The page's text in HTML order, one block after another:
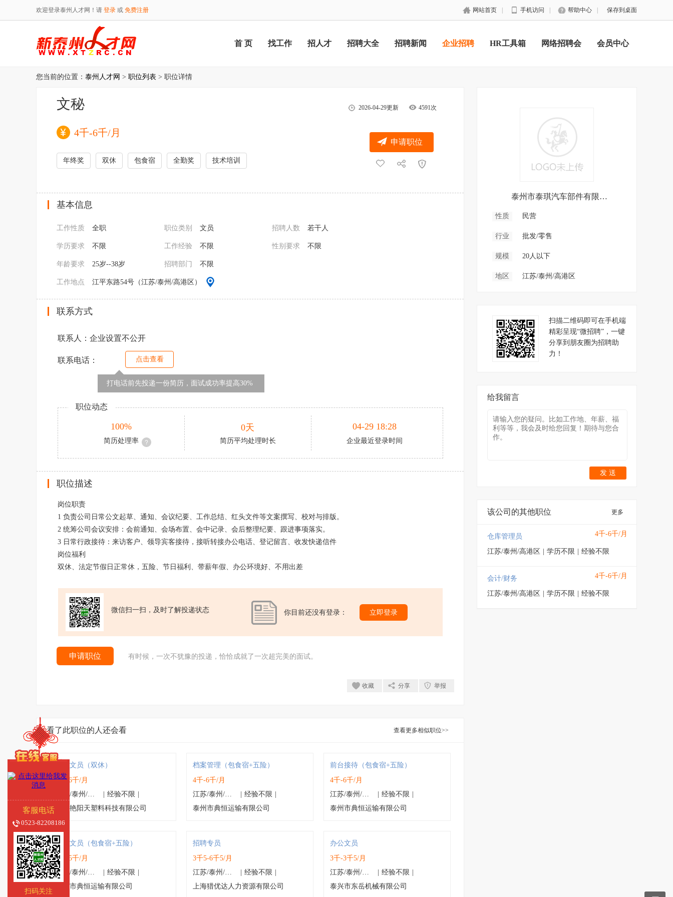
欢迎登录泰州人才网！请 登录 或 免费注册 网站首页 手机访问 帮助中心 保存到桌面
首 页 找工作 招人才 招聘大全 招聘新闻 企业招聘 HR工具箱 网络招聘会 会员中心
您当前的位置： 泰州人才网 > 职位列表 > 职位详情
2026-04-29更新 4591次
文秘
4千-6千/月
年终奖 双休 包食宿 全勤奖 技术培训
申请职位
基本信息
工作性质 全职 职位类别 文员 招聘人数 若干人
学历要求 不限 工作经验 不限 性别要求 不限
年龄要求 25岁--38岁 招聘部门 不限
工作地点 江平东路54号（江苏/泰州/高港区）
联系方式
联系人：企业设置不公开
联系电话： 点击查看
打电话前先投递一份简历，面试成功率提高30%
职位动态
100%
简历处理率
0天
简历平均处理时长
04-29 18:28
企业最近登录时间
职位描述
岗位职责
1 负责公司日常公文起草、通知、会议纪要、工作总结、红头文件等文案撰写、校对与排版。
2 统筹公司会议安排：会前通知、会场布置、会中记录、会后整理纪要、跟进事项落实。
3 日常行政接待：来访客户、领导宾客接待，接听转接办公电话、登记留言、收发快递信件
岗位福利
双休、法定节假日正常休，五险、节日福利、带薪年假、办公环境好、不用出差
微信扫一扫，及时了解投递状态 你目前还没有登录： 立即登录
申请职位 有时候，一次不犹豫的投递，恰恰成就了一次超完美的面试。
收藏 分享 举报
看了此职位的人还会看 查看更多相似职位>>
行政文员（双休）
4千-6千/月
江苏/泰州/高港区
经验不限
泰州艳阳天塑料科技有限公司
档案管理（包食宿+五险）
4千-6千/月
江苏/泰州/海陵区
经验不限
泰州市典恒运输有限公司
前台接待（包食宿+五险）
4千-6千/月
江苏/泰州/海陵区
经验不限
泰州市典恒运输有限公司
办公文员（包食宿+五险）
4千-5千/月
江苏/泰州/海陵区
经验不限
泰州市典恒运输有限公司
招聘专员
3千5-6千5/月
江苏/泰州/海陵区
经验不限
上海猎优达人力资源有限公司
办公文员
3千-3千5/月
江苏/泰州/泰兴市
经验不限
泰兴市东岳机械有限公司
泰州市泰琪汽车部件有限公司
性质 民营
行业 批发/零售
规模 20人以下
地区 江苏/泰州/高港区
扫描二维码即可在手机端
精彩呈现“微招聘”，一键
分享到朋友圈为招聘助
力！
给我留言
发 送
该公司的其他职位 更多
仓库管理员 4千-6千/月
江苏/泰州/高港区 学历不限 经验不限
会计/财务 4千-6千/月
江苏/泰州/高港区 学历不限 经验不限
客服电话
0523-82208186
扫码关注